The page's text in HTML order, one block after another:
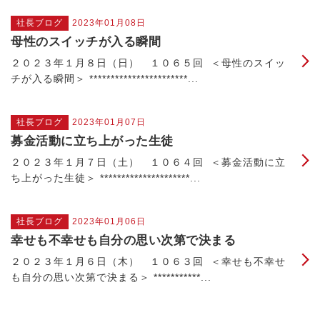
社長ブログ 2023年01月08日
母性のスイッチが入る瞬間
２０２３年１月８日（日） １０６５回 ＜母性のスイッ
チが入る瞬間＞ ***********************...
社長ブログ 2023年01月07日
募金活動に立ち上がった生徒
２０２３年１月７日（土） １０６４回 ＜募金活動に立
ち上がった生徒＞ *********************...
社長ブログ 2023年01月06日
幸せも不幸せも自分の思い次第で決まる
２０２３年１月６日（木） １０６３回 ＜幸せも不幸せ
も自分の思い次第で決まる＞ ***********...